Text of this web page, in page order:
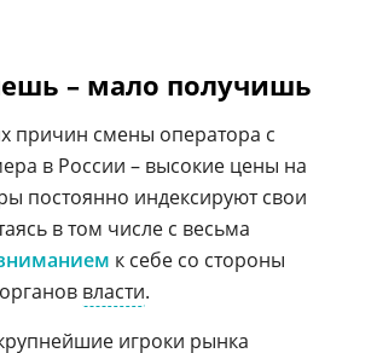
– мало получишь
причин смены оператора с
в России – высокие цены на
постоянно индексируют свои
в том числе с весьма
к себе со стороны
власти.
игроки рынка